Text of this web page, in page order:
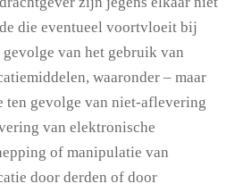
die eventueel voortvloeit bij
van het gebruik van
waaronder – maar
ten gevolge van niet-aflevering
van elektronische
of manipulatie van
door derden of door